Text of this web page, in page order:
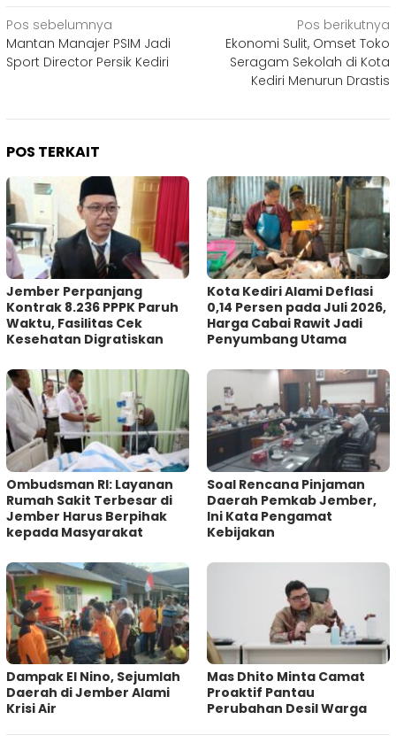
Navigasi
pos
Pos sebelumnya
Mantan Manajer PSIM Jadi
Sport Director Persik Kediri
Pos berikutnya
Ekonomi Sulit, Omset Toko
Seragam Sekolah di Kota
Kediri Menurun Drastis
POS TERKAIT
Jember Perpanjang
Kontrak 8.236 PPPK Paruh
Waktu, Fasilitas Cek
Kesehatan Digratiskan
Kota Kediri Alami Deflasi
0,14 Persen pada Juli 2026,
Harga Cabai Rawit Jadi
Penyumbang Utama
Ombudsman RI: Layanan
Rumah Sakit Terbesar di
Jember Harus Berpihak
kepada Masyarakat
‎Soal Rencana Pinjaman
Daerah Pemkab Jember,
Ini Kata Pengamat
Kebijakan ‎
Dampak El Nino, Sejumlah
Daerah di Jember Alami
Krisi Air
Mas Dhito Minta Camat
Proaktif Pantau
Perubahan Desil Warga